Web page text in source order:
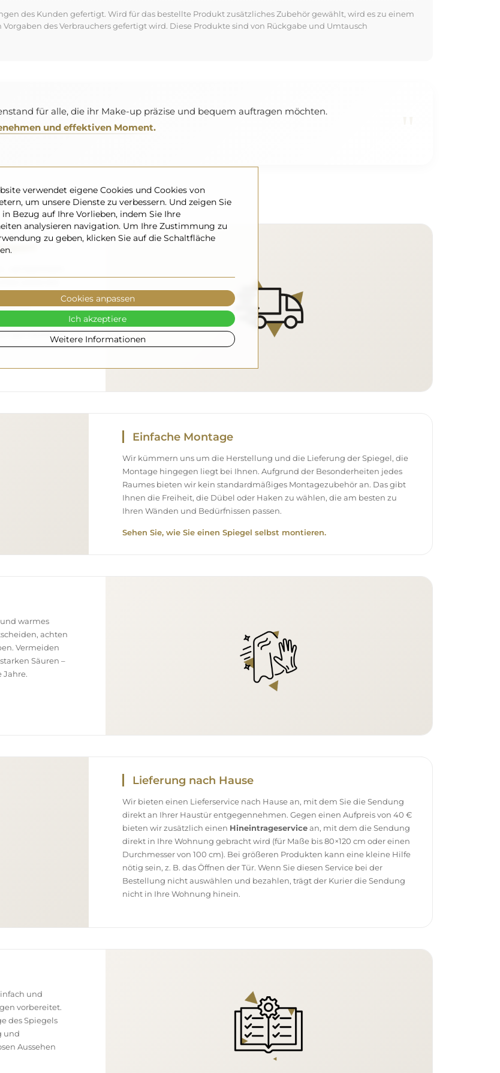
des Kunden gefertigt. Wird für das bestellte Produkt zusätzliches Zubehör gewählt, wird es zu einem
des Verbrauchers gefertigt wird. Diese Produkte sind von Rückgabe und Umtausch
für alle, die ihr Make-up präzise und bequem auftragen möchten.
und effektiven Moment.
wir kümmern
sicher bei
einen
wir
bestellen,
Einfache Montage
Wir kümmern uns um die Herstellung und die Lieferung der Spiegel, die
Montage hingegen liegt bei Ihnen. Aufgrund der Besonderheiten jedes
Raumes bieten wir kein standardmäßiges Montagezubehör an. Das gibt
Ihnen die Freiheit, die Dübel oder Haken zu wählen, die am besten zu
Ihren Wänden und Bedürfnissen passen.
Sehen Sie, wie Sie einen Spiegel selbst montieren.
warmes
achten
Vermeiden
Säuren –
Jahre.
Lieferung nach Hause
Wir bieten einen Lieferservice nach Hause an, mit dem Sie die Sendung
direkt an Ihrer Haustür entgegennehmen. Gegen einen Aufpreis von 40 €
bieten wir zusätzlich einen Hineintrageservicean, mit dem die Sendung
direkt in Ihre Wohnung gebracht wird (für Maße bis 80×120 cm oder einen
Durchmesser von 100 cm). Bei größeren Produkten kann eine kleine Hilfe
nötig sein, z. B. das Öffnen der Tür. Wenn Sie diesen Service bei der
Bestellung nicht auswählen und bezahlen, trägt der Kurier die Sendung
nicht in Ihre Wohnung hinein.
und
vorbereitet.
des Spiegels
und
Aussehen
verwendet eigene Cookies und Cookies von
um unsere Dienste zu verbessern. Und zeigen Sie
Bezug auf Ihre Vorlieben, indem Sie Ihre
analysieren navigation. Um Ihre Zustimmung zu
zu geben, klicken Sie auf die Schaltfläche
Weitere Informationen
Cookies anpassen
Ich akzeptiere